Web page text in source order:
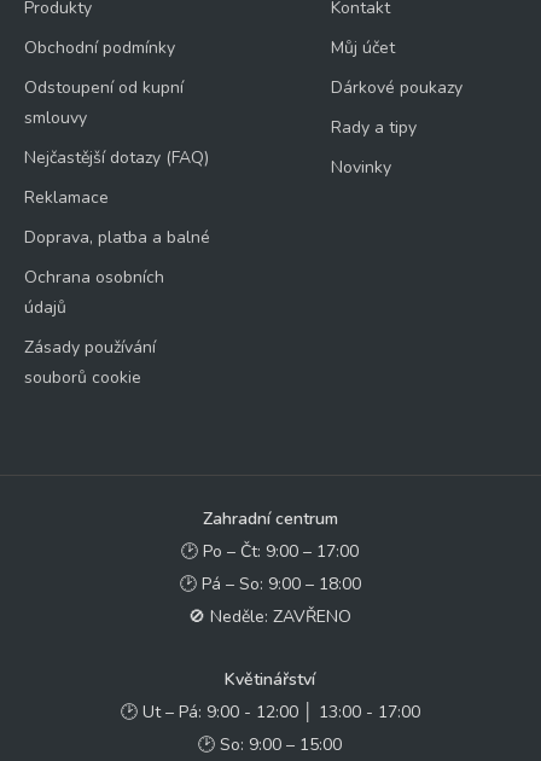
Produkty
Obchodní podmínky
Odstoupení od kupní
smlouvy
Nejčastější dotazy (FAQ)
Reklamace
Doprava, platba a balné
Ochrana osobních
údajů
Zásady používání
souborů cookie
Kontakt
Můj účet
Dárkové poukazy
Rady a tipy
Novinky
Zahradní centrum
🕑 Po – Čt: 9:00 – 17:00
🕑 Pá – So: 9:00 – 18:00
🚫 Neděle: ZAVŘENO
Květinářství
🕑 Ut – Pá: 9:00 - 12:00 │ 13:00 - 17:00
🕑 So: 9:00 – 15:00